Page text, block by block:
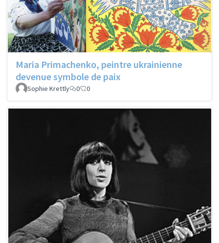
Maria Primachenko, peintre ukrainienne
devenue symbole de paix
Sophie Krettly 0 0